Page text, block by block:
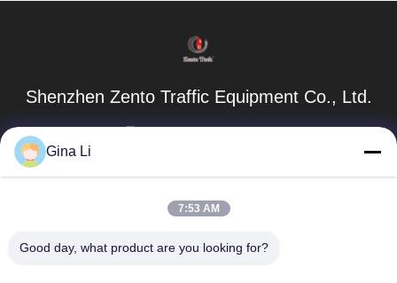
Shenzhen Zento Traffic Equipment Co., Ltd.
admin@zento-tech.com
La settima costruzione, zona industriale di Baohu,
Gina Li
7:53 AM
Good day, what product are you looking for?